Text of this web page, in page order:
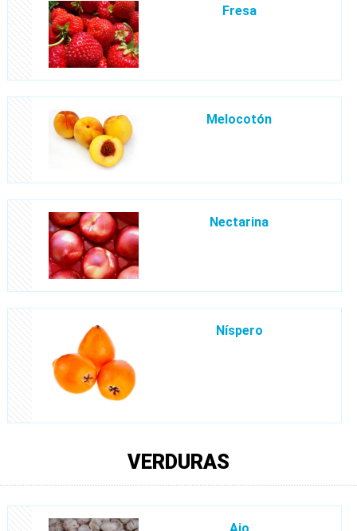
Fresa
Melocotón
Nectarina
Ní­spero
VERDURAS